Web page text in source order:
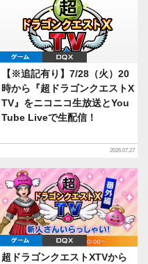
ゲーム
【※追記有り】7/28（火）20
時から『超ドラゴンクエストX
TV』をニコニコ生放送とYou
Tube Liveで生配信！
2026.07.27
ゲーム DQX
超ドラゴンクエストXTVから